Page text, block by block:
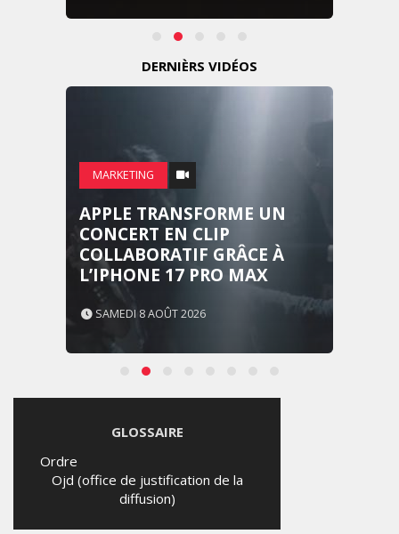
DERNIÈRS VIDÉOS
MARKETING
APPLE TRANSFORME UN
CONCERT EN CLIP
COLLABORATIF GRÂCE À
L’IPHONE 17 PRO MAX
SAMEDI 8 AOÛT 2026
GLOSSAIRE
Ordre
Ojd (office de justification de la
diffusion)